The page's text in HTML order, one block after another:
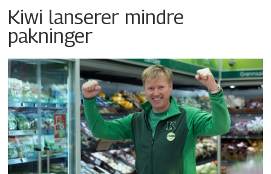
Kiwi lanserer mindre
pakninger